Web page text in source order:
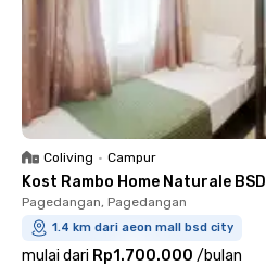
Coliving • Campur
Kost Rambo Home Naturale BSD
Pagedangan, Pagedangan
1.4 km dari aeon mall bsd city
mulai dari Rp1.700.000 /bulan